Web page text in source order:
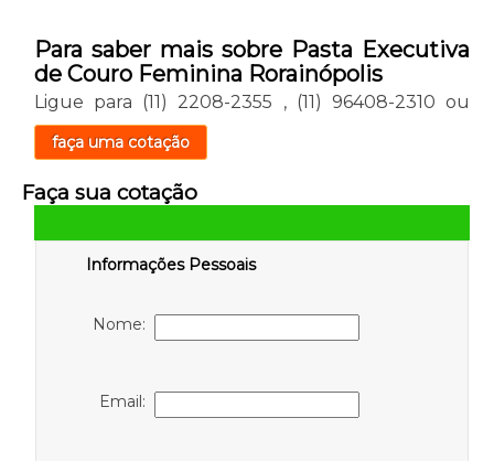
Para saber mais sobre Pasta Executiva
de Couro Feminina Rorainópolis
Ligue para (11) 2208-2355 , (11) 96408-2310 ou
faça uma cotação
Faça sua cotação
Informações Pessoais
Nome:
Email: